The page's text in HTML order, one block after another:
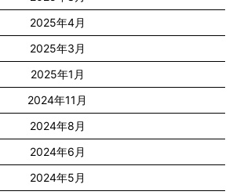
2025年4月
2025年3月
2025年1月
2024年11月
2024年8月
2024年6月
2024年5月